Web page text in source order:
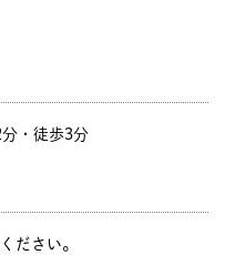
・徒歩3分
ださい。